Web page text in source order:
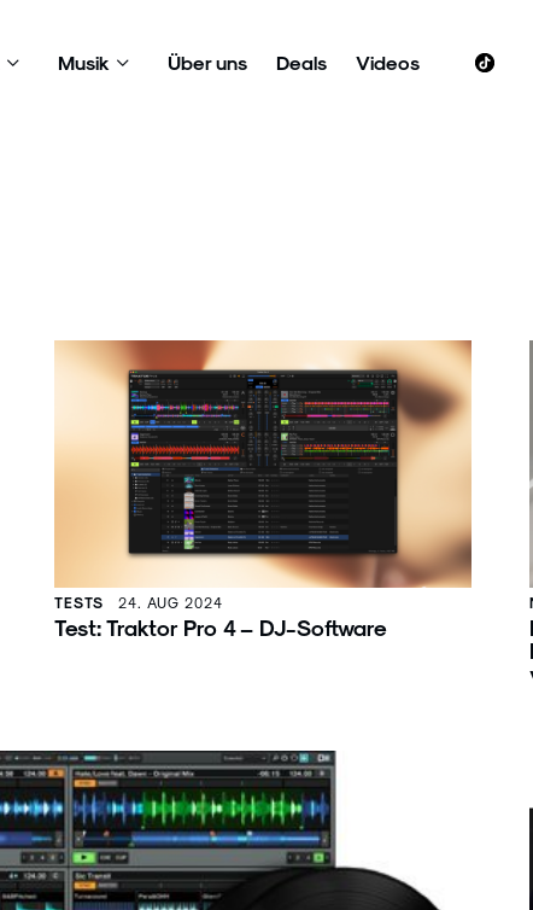
Musik Über uns Deals Videos
TESTS 24. AUG 2024
Test: Traktor Pro 4 – DJ-Software